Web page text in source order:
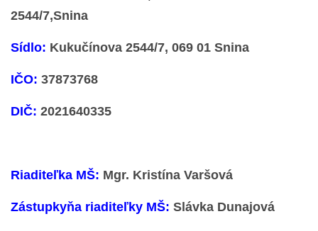
POKRAČOVANIE PLNENIA POVINNÉHO
SPRÁVY O VÝCHOVNO-VZDELÁVACEJ ČINNOSTI
2544/7,Snina
Sídlo: Kukučínova 2544/7, 069 01 Snina
IČO: 37873768
DIČ: 2021640335
Riaditeľka MŠ: Mgr. Kristína Varšová
Zástupkyňa riaditeľky MŠ: Slávka Dunajová